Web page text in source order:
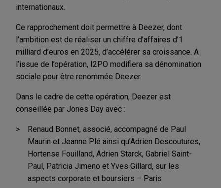
internationaux.
Ce rapprochement doit permettre à Deezer, dont
l’ambition est de réaliser un chiffre d’affaires d’1
milliard d’euros en 2025, d’accélérer sa croissance. A
l’issue de l’opération, I2PO modifiera sa dénomination
sociale pour être renommée Deezer.
Dans le cadre de cette opération, Deezer est
conseillée par Jones Day avec :
Renaud Bonnet, associé, accompagné de Paul
Maurin et Jeanne Plé ainsi qu’Adrien Descoutures,
Hortense Fouilland, Adrien Starck, Gabriel Saint-
Paul, Patricia Jimeno et Yves Gillard, sur les
aspects corporate et boursiers – Paris